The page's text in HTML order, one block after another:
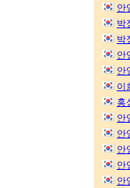
안
박
박
안
안
이
홍
안
안
안
안
안